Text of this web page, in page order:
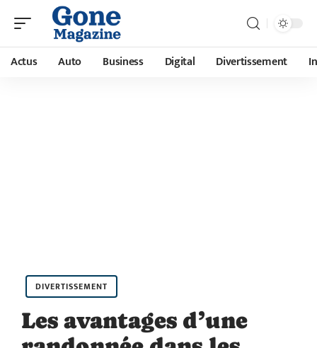
Actus Auto Business Digital Divertissement
DIVERTISSEMENT
Les avantages d’une